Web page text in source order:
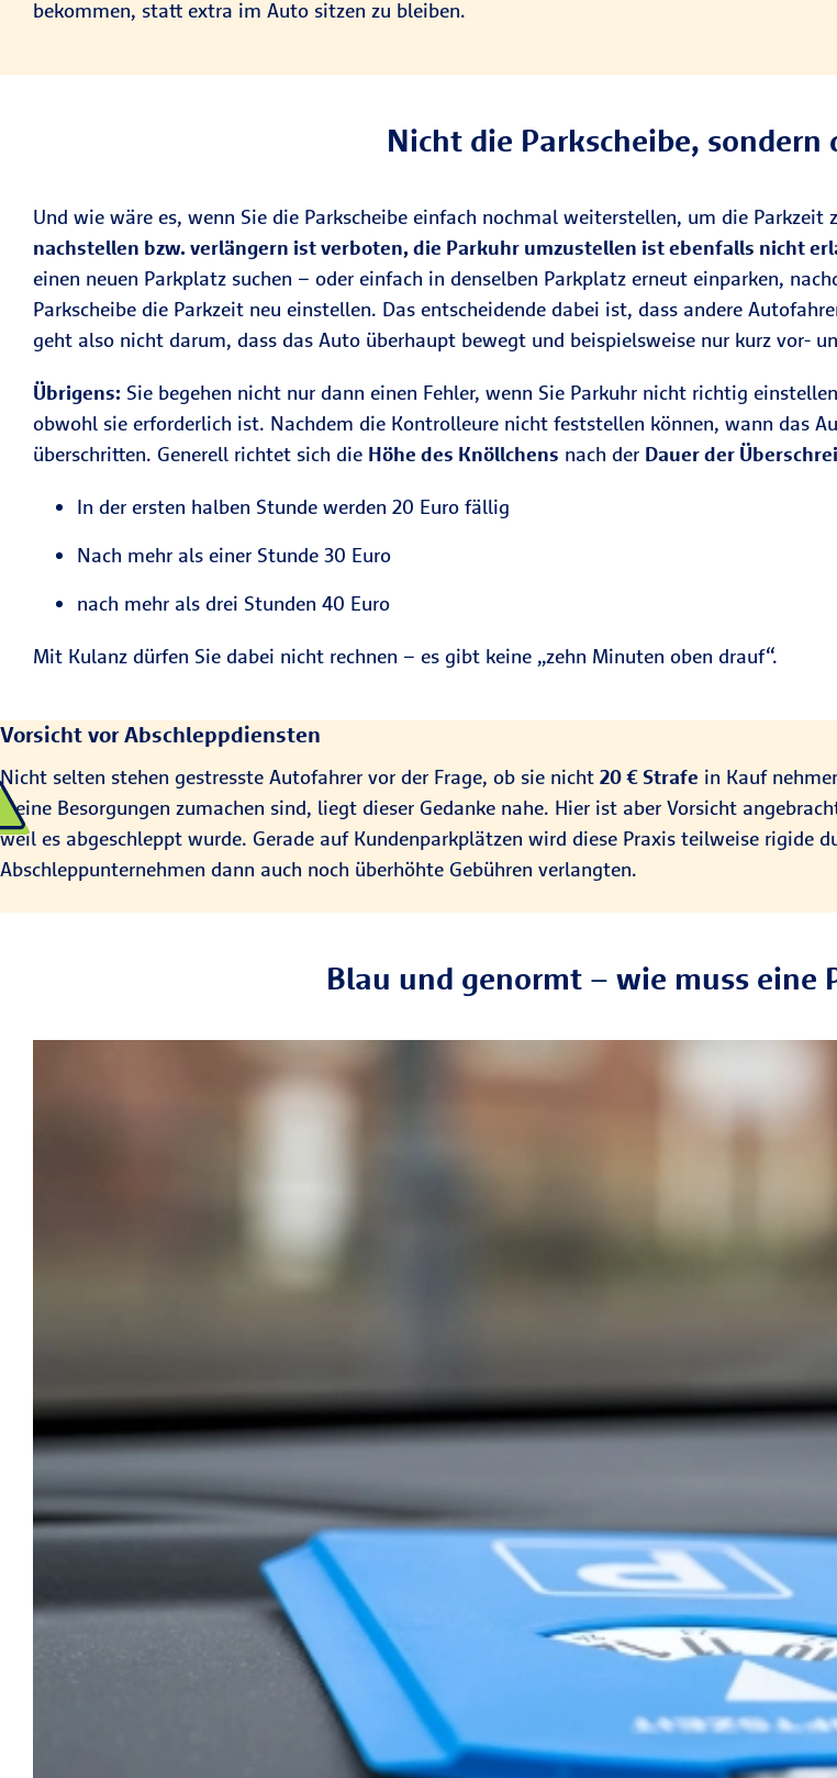
bekommen, statt extra im Auto sitzen zu bleiben.
Nicht die Parkscheibe, sondern
Und wie wäre es, wenn Sie die Parkscheibe einfach nochmal weiterstellen, um die Parkzeit
nachstellen bzw. verlängern ist verboten, die Parkuhr umzustellen ist ebenfalls nicht
einen neuen Parkplatz suchen – oder einfach in denselben Parkplatz erneut einparken,
Parkscheibe die Parkzeit neu einstellen. Das entscheidende dabei ist, dass andere
geht also nicht darum, dass das Auto überhaupt bewegt und beispielsweise nur kurz vor-
Übrigens: Sie begehen nicht nur dann einen Fehler, wenn Sie Parkuhr nicht richtig
obwohl sie erforderlich ist. Nachdem die Kontrolleure nicht feststellen können, wann das
überschritten. Generell richtet sich die Höhe des Knöllchens nach der Dauer der
In der ersten halben Stunde werden 20 Euro fällig
Nach mehr als einer Stunde 30 Euro
nach mehr als drei Stunden 40 Euro
Mit Kulanz dürfen Sie dabei nicht rechnen – es gibt keine „zehn Minuten oben drauf“.
Vorsicht vor Abschleppdiensten
Nicht selten stehen gestresste Autofahrer vor der Frage, ob sie nicht 20 € Strafe in Kauf
kleine Besorgungen zumachen sind, liegt dieser Gedanke nahe. Hier ist aber Vorsicht
weil es abgeschleppt wurde. Gerade auf Kundenparkplätzen wird diese Praxis teilweise rigide
Abschleppunternehmen dann auch noch überhöhte Gebühren verlangten.
Blau und genormt – wie muss eine